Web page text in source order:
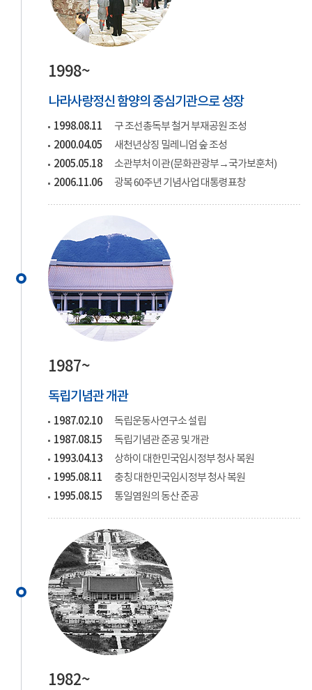
1998~
나라사랑정신 함양의 중심기관으로 성장
1998.08.11
구 조선총독부 철거 부재공원 조성
2000.04.05
새천년상징 밀레니엄 숲 조성
2005.05.18
소관부처 이관(문화관광부→국가보훈처)
2006.11.06
광복 60주년 기념사업 대통령표창
1987~
독립기념관 개관
1987.02.10
독립운동사연구소 설립
1987.08.15
독립기념관 준공 및 개관
1993.04.13
상하이 대한민국임시정부 청사 복원
1995.08.11
충칭 대한민국임시정부 청사 복원
1995.08.15
통일염원의 동산 준공
1982~